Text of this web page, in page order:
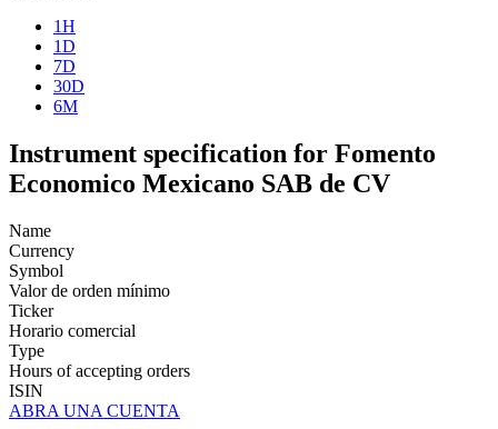
1H
1D
7D
30D
6M
Instrument specification for Fomento
Economico Mexicano SAB de CV
Name
Currency
Symbol
Valor de orden mínimo
Ticker
Horario comercial
Type
Hours of accepting orders
ISIN
ABRA UNA CUENTA